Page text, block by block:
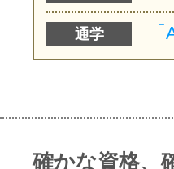
通学
確かな資格